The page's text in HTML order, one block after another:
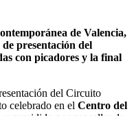
de Valencia,
presentación del
con picadores y la final
del Circuito
celebrado en el Centro del